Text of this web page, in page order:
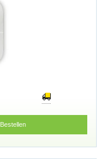
Bestellen